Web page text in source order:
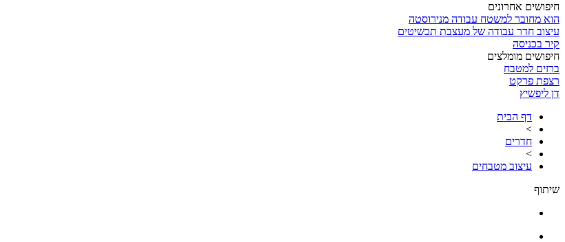
חיפושים אחרונים
הוא מחובר למשטח עבודה מנירוסטה
עיצוב חדר עבודה של מעצבת תכשיטים
קיר בכניסה
חיפושים מומלצים
ברזים למטבח
רצפת פרקט
דן ליפשיץ
דף הבית
>
חדרים
>
עיצוב מטבחים
שיתוף